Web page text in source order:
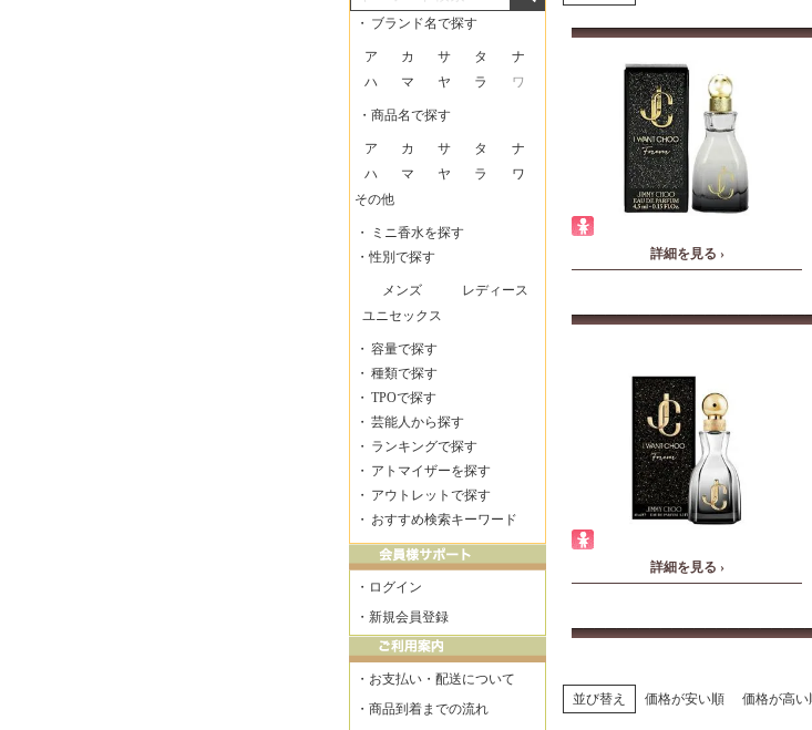
詳細を見る ›
詳細を見る ›
並び替え 価格が安い順 価格が高い
・ ブランド名で探す
ア カ サ タ
ナ
ハ
マ ヤ ラ ワ
・商品名で探す
ア カ サ タ
ナ
ハ
マ ヤ ラ
ワ
その他
・
ミニ香水を探す
・性別で探す
メンズ
レディース
ユニセックス
・ 容量で探す
・ 種類で探す
・ TPOで探す
・ 芸能人から探す
・ ランキングで探す
・ アトマイザーを探す
・ アウトレットで探す
・ おすすめ検索キーワード
・ ログイン
・ 新規会員登録
・ お支払い・配送について
・ 商品到着までの流れ